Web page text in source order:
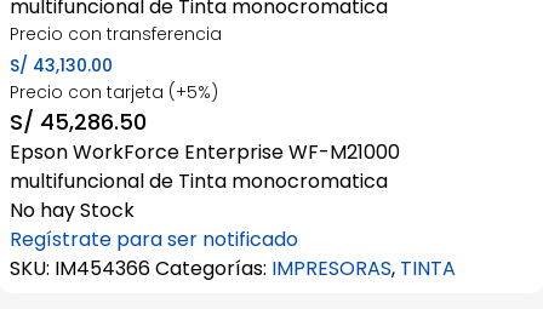
multifuncional de Tinta monocromatica
Precio con transferencia
S/ 43,130.00
Precio con tarjeta (+5%)
S/ 45,286.50
Epson WorkForce Enterprise WF-M21000
multifuncional de Tinta monocromatica
No hay Stock
Regístrate para ser notificado
SKU: IM454366Categorías: IMPRESORAS, TINTA